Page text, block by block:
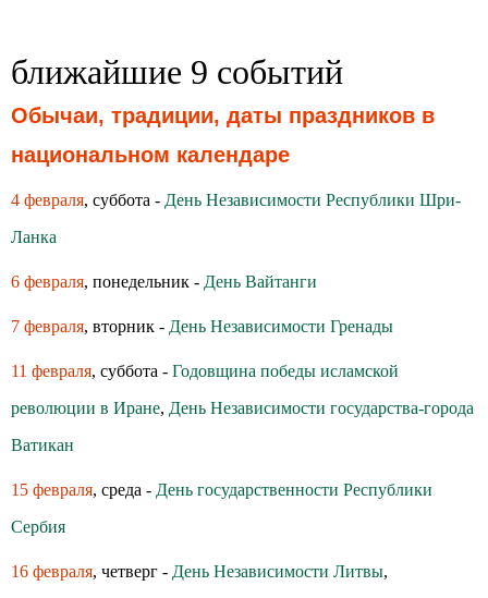
ближайшие 9 событий
Обычаи, традиции, даты праздников в
национальном календаре
4 февраля, суббота - День Независимости Республики Шри-
Ланка
6 февраля, понедельник - День Вайтанги
7 февраля, вторник - День Независимости Гренады
11 февраля, суббота - Годовщина победы исламской
революции в Иране, День Независимости государства-города
Ватикан
15 февраля, среда - День государственности Республики
Сербия
16 февраля, четверг - День Независимости Литвы,